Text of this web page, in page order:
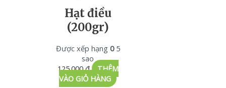
Hạt điều
(200gr)
Được xếp hạng 05
sao
125.000₫
THÊM
VÀO GIỎ HÀNG